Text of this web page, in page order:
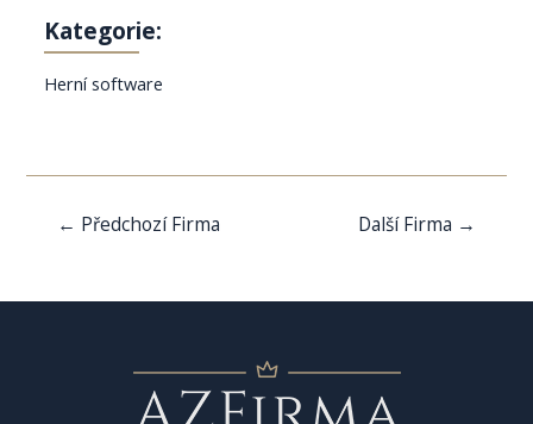
Kategorie:
Herní software
Navigace
← Předchozí Firma Další Firma →